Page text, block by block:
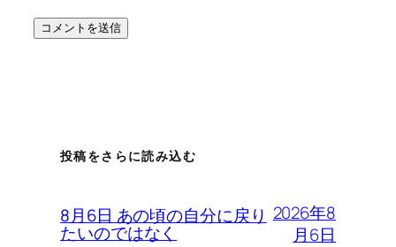
投稿をさらに読み込む
8月6日 あの頃の自分に戻り
たいのではなく
2026年8
月6日